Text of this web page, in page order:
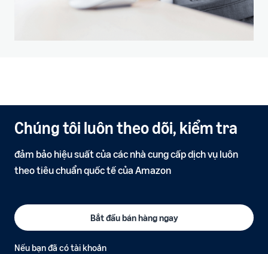
Chúng tôi luôn theo dõi, kiểm tra
đảm bảo hiệu suất của các nhà cung cấp dịch vụ luôn
theo tiêu chuẩn quốc tế của Amazon
Bắt đầu bán hàng ngay
Nếu bạn đã có tài khoản